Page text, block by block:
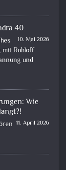
40
10. Mai 2026
mit Rohloff
und
Wie
11. April 2026